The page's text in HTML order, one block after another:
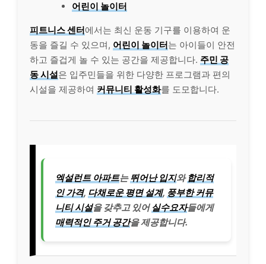
어린이 놀이터
피트니스 센터에서는 최신 운동 기구를 이용하여 운
동을 즐길 수 있으며, 어린이 놀이터는 아이들이 안전
하고 즐겁게 놀 수 있는 공간을 제공합니다. 주민 공
동 시설은 입주민들을 위한 다양한 프로그램과 편의
시설을 제공하여 커뮤니티 활성화를 도모합니다.
엑설런트 아파트는뛰어난 입지와 합리적
인 가격, 다채로운 평면 설계, 풍부한 커뮤
니티 시설을 갖추고 있어 실수요자들에게
매력적인 주거 공간을 제공합니다.